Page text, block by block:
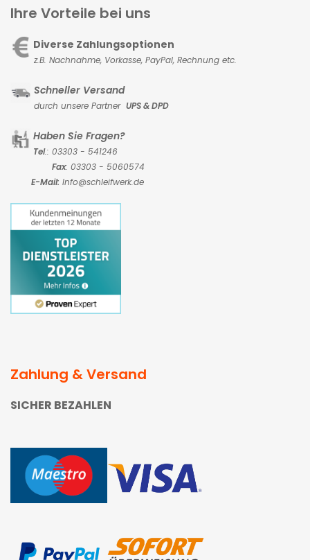
Ihre Vorteile bei uns
Diverse Zahlungsoptionen
z.B. Nachnahme, Vorkasse, PayPal, Rechnung etc.
Schneller Versand
durch unsere Partner UPS & DPD
Haben Sie Fragen?
Tel.: 03303 - 541246
Fax: 03303 - 5060574
E-Mail: Info@schleifwerk.de
Zahlung & Versand
SICHER BEZAHLEN